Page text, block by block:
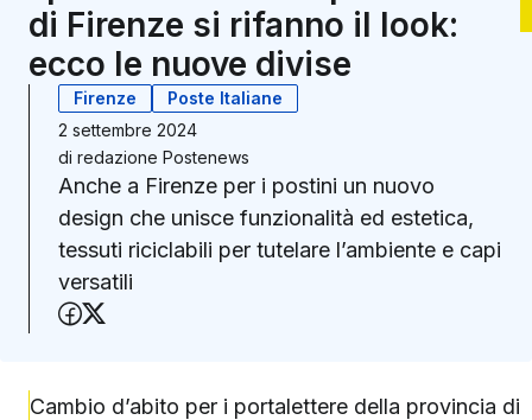
di Firenze si rifanno il look:
ecco le nuove divise
Firenze
Poste Italiane
2 settembre 2024
di redazione Postenews
Anche a Firenze per i postini un nuovo
design che unisce funzionalità ed estetica,
tessuti riciclabili per tutelare l’ambiente e capi
versatili
Condividi su Facebook
Cambio d’abito per i portalettere della provincia di